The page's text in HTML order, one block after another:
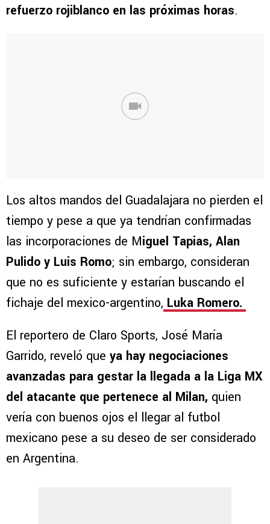
refuerzo rojiblanco en las próximas horas.
Los altos mandos del Guadalajara no pierden el
tiempo y pese a que ya tendrían confirmadas
las incorporaciones de Miguel Tapias, Alan
Pulido y Luis Romo; sin embargo, consideran
que no es suficiente y estarían buscando el
fichaje del mexico-argentino, Luka Romero.
El reportero de Claro Sports, José María
Garrido, reveló que ya hay negociaciones
avanzadas para gestar la llegada a la Liga MX
del atacante que pertenece al Milan, quien
vería con buenos ojos el llegar al futbol
mexicano pese a su deseo de ser considerado
en Argentina.